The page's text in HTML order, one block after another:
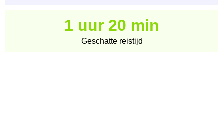
1 uur 20 min
Geschatte reistijd